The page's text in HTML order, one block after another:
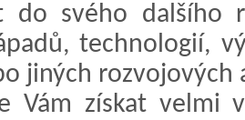
do svého dalšího
technologií,
jiných rozvojových
Vám získat